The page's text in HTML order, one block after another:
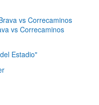
vs Correcaminos
Estadio"